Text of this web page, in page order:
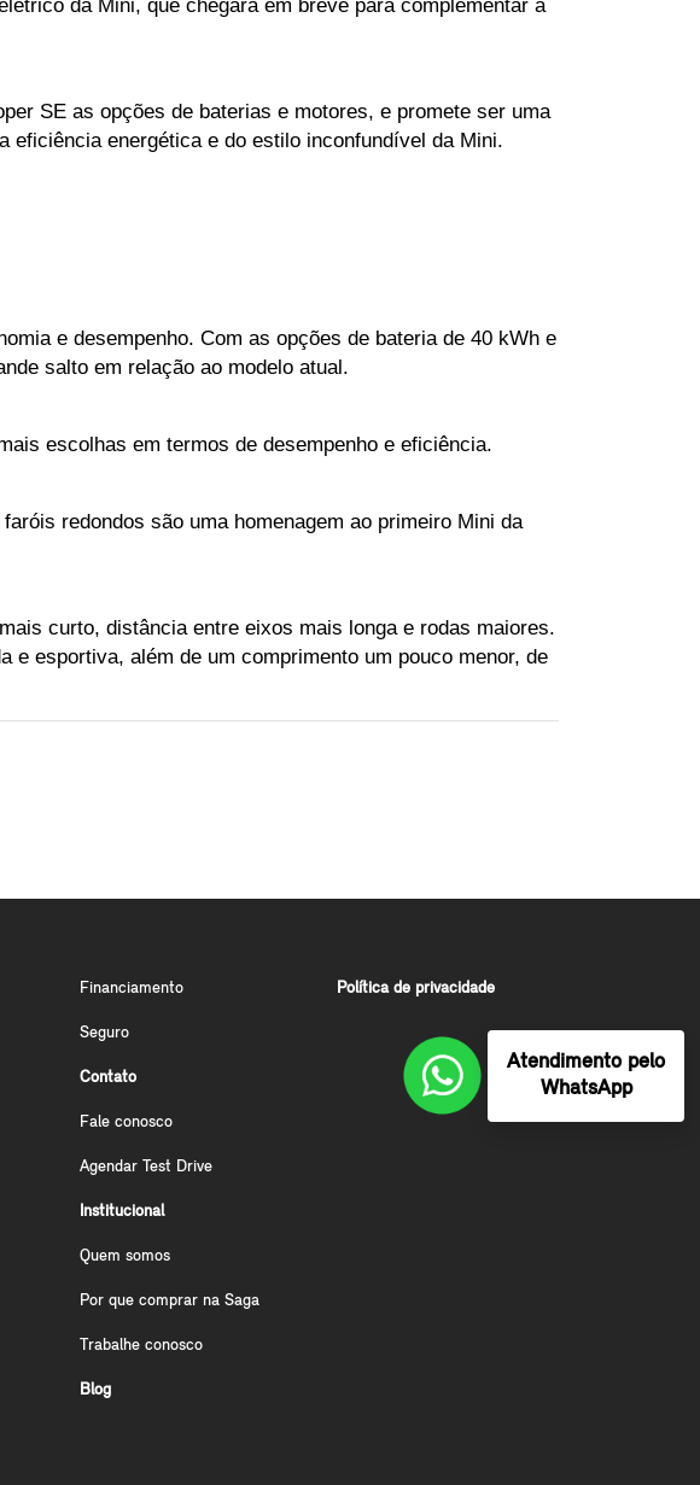
da Mini, que chegará em breve para complementar a
SE as opções de baterias e motores, e promete ser uma
energética e do estilo inconfundível da Mini.
e desempenho. Com as opções de bateria de 40 kWh e
salto em relação ao modelo atual.
escolhas em termos de desempenho e eficiência.
redondos são uma homenagem ao primeiro Mini da
curto, distância entre eixos mais longa e rodas maiores.
e esportiva, além de um comprimento um pouco menor, de
Financiamento
Seguro
Contato
Fale conosco
Agendar Test Drive
Institucional
Quem somos
Por que comprar na Saga
Trabalhe conosco
Blog
Política de privacidade
Atendimento pelo
WhatsApp